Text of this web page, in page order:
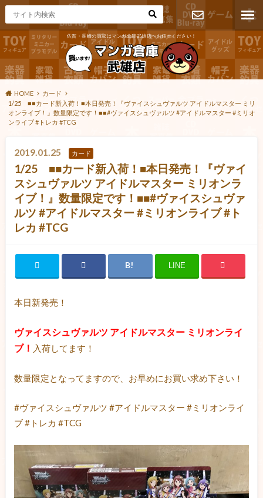
佐賀・長崎の買取はマンガ倉庫武雄店へお任せください！
お問い合わ
せ
HOME
カード
1/25 ■■カード新入荷！■本日発売！『ヴァイスシュヴァルツ アイドルマスター ミリ
オンライブ！』数量限定です！■■#ヴァイスシュヴァルツ #アイドルマスター #ミリオ
ンライブ #トレカ #TCG
2019.01.25 カード
1/25 ■■カード新入荷！■本日発売！『ヴァイ
スシュヴァルツ アイドルマスター ミリオンラ
イブ！』数量限定です！■■#ヴァイスシュヴァ
ルツ #アイドルマスター #ミリオンライブ #ト
レカ #TCG
LINE
本日新発売！
ヴァイスシュヴァルツ アイドルマスター ミリオンライ
ブ！ 入荷してます！
数量限定となってますので、お早めにお買い求め下さい！
#ヴァイスシュヴァルツ #アイドルマスター #ミリオンライ
ブ #トレカ #TCG